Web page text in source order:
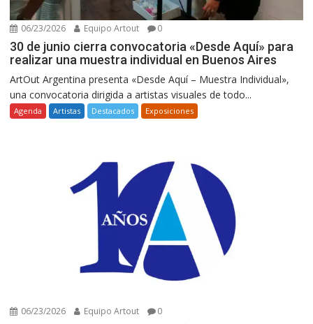
06/23/2026 Equipo Artout 0
30 de junio cierra convocatoria «Desde Aquí» para
realizar una muestra individual en Buenos Aires
ArtOut Argentina presenta «Desde Aquí – Muestra Individual»,
una convocatoria dirigida a artistas visuales de todo...
Agenda Artistas Destacados Exposiciones
06/23/2026 Equipo Artout 0